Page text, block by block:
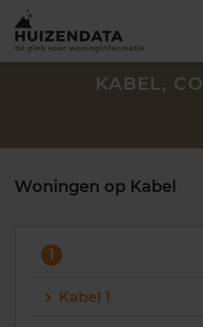
KABEL,
Woningen op Kabel
1
Kabel 1